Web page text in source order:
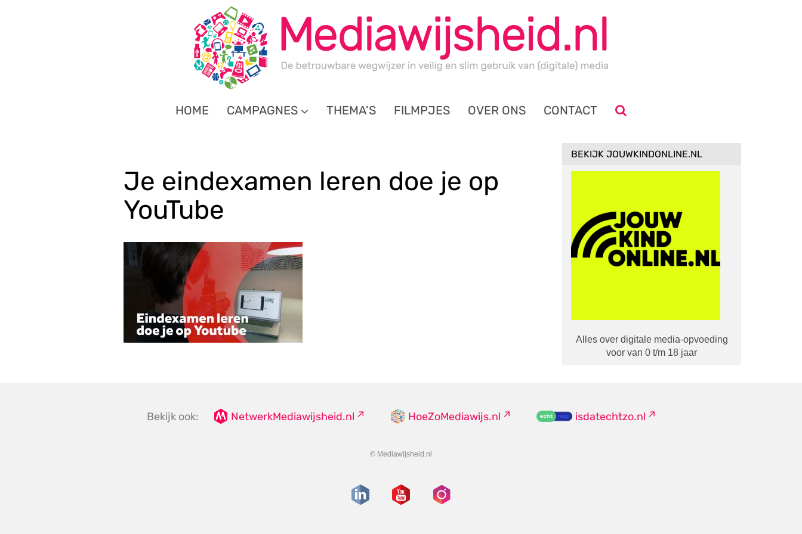
HOME CAMPAGNES THEMA’S FILMPJES OVER ONS CONTACT
Je eindexamen leren doe je op
YouTube
BEKIJK JOUWKINDONLINE.NL
Alles over digitale media-opvoeding
voor van 0 t/m 18 jaar
Bekijk ook: NetwerkMediawijsheid.nl HoeZoMediawijs.nl isdatechtzo.nl
© Mediawijsheid.nl